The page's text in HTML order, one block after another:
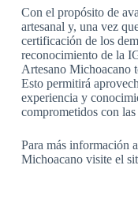
Con el propósito de
artesanal y, una vez
certificación de los
reconocimiento de la
Artesano Michoacano
Esto permitirá
experiencia y
comprometidos con
Para más información
Michoacano visite el